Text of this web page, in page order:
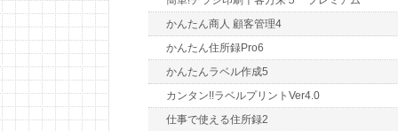
かんたん商人 顧客管理4
かんたん住所録Pro6
かんたんラベル作成5
カンタン!!ラベルプリントVer4.0
仕事で使える住所録2